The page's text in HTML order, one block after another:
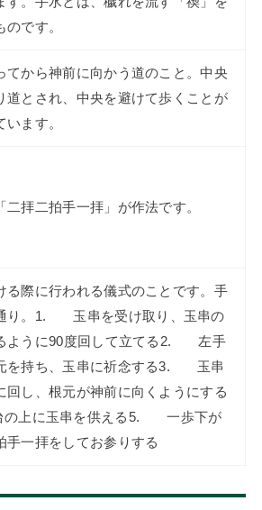
です。
てから神前に向かう道のこと。中央
道とされ、中央を避けて歩くことが
ます。
二拝二拍手一拝」が作法です。
る際に行われる儀式のことです。手
り。1. 玉串を受け取り、玉串の
ように90度回して立てる2. 左手
を持ち、玉串に祈念する3. 玉串
回し、根元が神前に向くようにする
上に玉串を供える5. 一歩下が
手一拝をしてお参りする